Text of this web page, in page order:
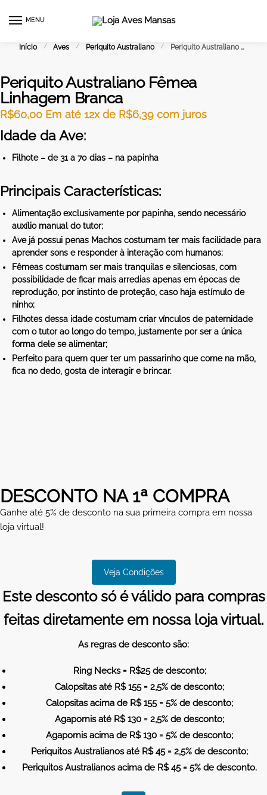
MENU
Início / Aves / Periquito Australiano / Periquito Australiano Fêmea Linhagem Branca
Periquito Australiano Fêmea
Linhagem Branca
R$60,00 Em até 12x de R$6,39 com juros
Idade da Ave:
Filhote – de 31 a 70 dias – na papinha
Principais Características:
Alimentação exclusivamente por papinha, sendo necessário
auxílio manual do tutor;
Ave já possui penas Machos costumam ter mais facilidade para
aprender sons e responder à interação com humanos;
Fêmeas costumam ser mais tranquilas e silenciosas, com
possibilidade de ficar mais arredias apenas em épocas de
reprodução, por instinto de proteção, caso haja estímulo de
ninho;
Filhotes dessa idade costumam criar vínculos de paternidade
com o tutor ao longo do tempo, justamente por ser a única
forma dele se alimentar;
Perfeito para quem quer ter um passarinho que come na mão,
fica no dedo, gosta de interagir e brincar.
DESCONTO NA 1ª COMPRA
Ganhe até 5% de desconto na sua primeira compra em nossa
loja virtual!
Veja Condições
Este desconto só é válido para compras
feitas diretamente em nossa loja virtual.
As regras de desconto são:
Ring Necks = R$25 de desconto;
Calopsitas até R$ 155 = 2,5% de desconto;
Calopsitas acima de R$ 155 = 5% de desconto;
Agapornis até R$ 130 = 2,5% de desconto;
Agapornis acima de R$ 130 = 5% de desconto;
Periquitos Australianos até R$ 45 = 2,5% de desconto;
Periquitos Australianos acima de R$ 45 = 5% de desconto.